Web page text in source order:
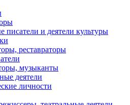
писатели и деятели культуры
реставраторы
музыканты
деятели
личности